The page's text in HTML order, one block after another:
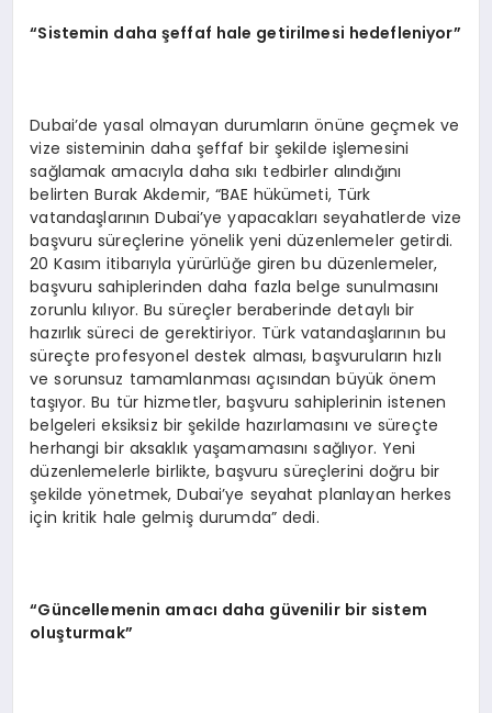
“Sistemin daha şeffaf hale getirilmesi hedefleniyor”
Dubai’de yasal olmayan durumların önüne geçmek ve
vize sisteminin daha şeffaf bir şekilde işlemesini
sağlamak amacıyla daha sıkı tedbirler alındığını
belirten Burak Akdemir, “BAE hükümeti, Türk
vatandaşlarının Dubai’ye yapacakları seyahatlerde vize
başvuru süreçlerine yönelik yeni düzenlemeler getirdi.
20 Kasım itibarıyla yürürlüğe giren bu düzenlemeler,
başvuru sahiplerinden daha fazla belge sunulmasını
zorunlu kılıyor. Bu süreçler beraberinde detaylı bir
hazırlık süreci de gerektiriyor. Türk vatandaşlarının bu
süreçte profesyonel destek alması, başvuruların hızlı
ve sorunsuz tamamlanması açısından büyük önem
taşıyor. Bu tür hizmetler, başvuru sahiplerinin istenen
belgeleri eksiksiz bir şekilde hazırlamasını ve süreçte
herhangi bir aksaklık yaşamamasını sağlıyor. Yeni
düzenlemelerle birlikte, başvuru süreçlerini doğru bir
şekilde yönetmek, Dubai’ye seyahat planlayan herkes
için kritik hale gelmiş durumda” dedi.
“Güncellemenin amacı daha güvenilir bir sistem
oluşturmak”